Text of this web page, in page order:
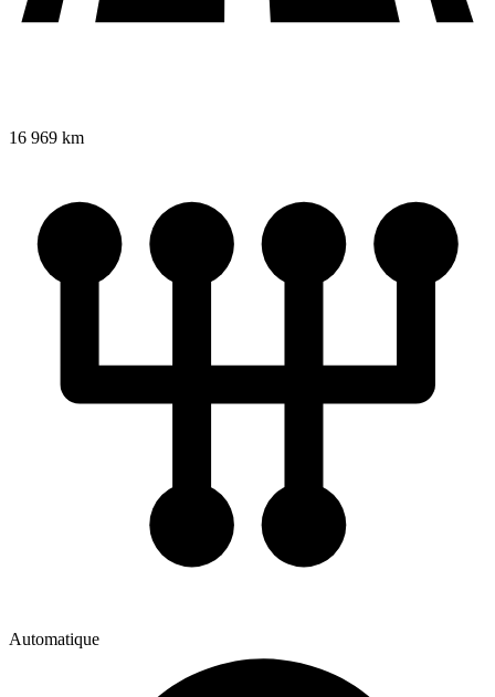
16 969 km
Automatique